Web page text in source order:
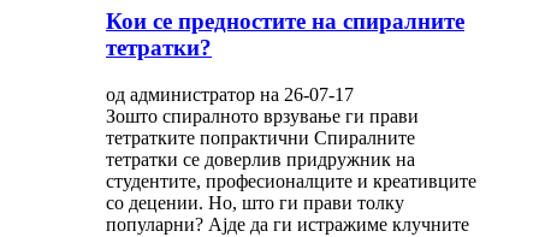
Кои се предностите на спиралните
тетратки?
од администратор на 26-07-17
Зошто спиралното врзување ги прави
тетратките попрактични Спиралните
тетратки се доверлив придружник на
студентите, професионалците и креативците
со децении. Но, што ги прави толку
популарни? Ајде да ги истражиме клучните